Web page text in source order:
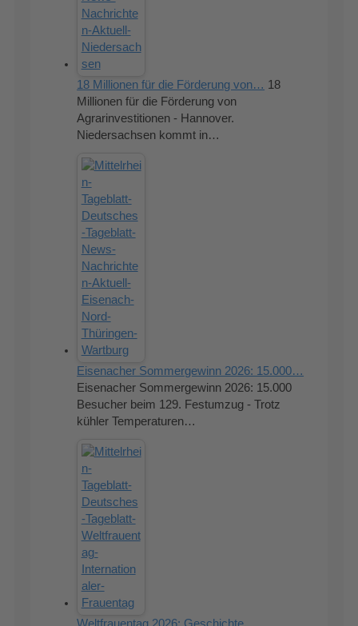
18 Millionen für die Förderung von… 18
Millionen für die Förderung von
Agrarinvestitionen - Hannover.
Niedersachsen kommt in…
Eisenacher Sommergewinn 2026: 15.000…
Eisenacher Sommergewinn 2026: 15.000
Besucher beim 129. Festumzug - Trotz
kühler Temperaturen…